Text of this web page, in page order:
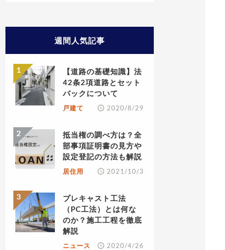
週間人気記事
【道路の基礎知識】法
42条2項道路とセット
バックについて
戸建て 2020/8/29
抵当権の調べ方は？全
部事項証明書の見方や
設定登記の方法も解説
居住用 2021/10/3
プレキャスト工法
（PC工法）とは何な
のか？施工工程を徹底
解説
ニュース 2020/4/26